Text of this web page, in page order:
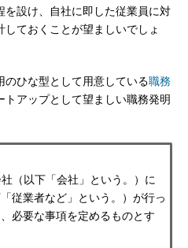
を設け、自社に即した従業員に対
ておくことが望ましいでしょ
ひな型として用意している職務
トアップとして望ましい職務発明
（以下「会社」という。）に
従業者など」という。）が行っ
必要な事項を定めるものとす